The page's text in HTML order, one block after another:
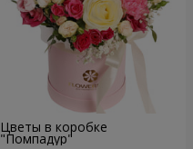
Цветы в коробке
"Помпадур"